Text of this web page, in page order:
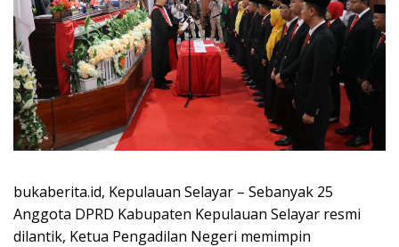
bukaberita.id, Kepulauan Selayar – Sebanyak 25
Anggota DPRD Kabupaten Kepulauan Selayar resmi
dilantik, Ketua Pengadilan Negeri memimpin